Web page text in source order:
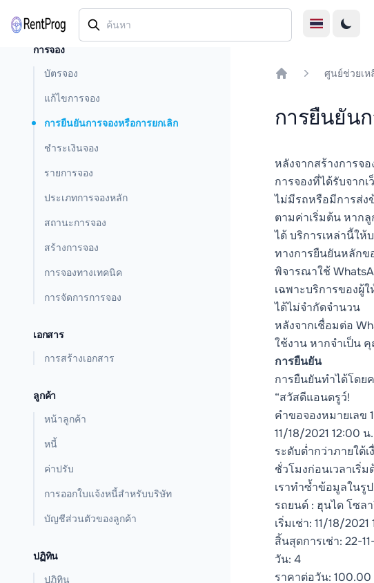
การจอง
บัตรจอง
แก้ไขการจอง
การยืนยันการจองหรือการยกเลิก
ชำระเงินจอง
รายการจอง
ประเภทการจองหลัก
สถานะการจอง
สร้างการจอง
การจองทางเทคนิค
การจัดการการจอง
เอกสาร
การสร้างเอกสาร
ลูกค้า
หน้าลูกค้า
หนี้
ค่าปรับ
การออกใบแจ้งหนี้สำหรับบริษัท
บัญชีส่วนตัวของลูกค้า
ปฏิทิน
ปฏิทิน
ศูนย์ช่วยเห
การยืนยัน
หลังจากสร้างการจ
การจองที่ได้รับจาก
ไม่มีรถหรือมีการส่ง
ตามค่าเริ่มต้น หากลู
ได้ บริการเหล่านี้ให้
ทางการยืนยันหลักข
พิจารณาใช้
เฉพาะบริการของผู้
ได้ไม่จำกัดจำนวน
หลังจากเชื่อมต่อ
ใช้งาน หากจำเป็น
การยืนยัน
การยืนยันทำได้โด
“สวัสดีแอนดรูว์!
คำขอจองหมายเลข
11/18/2021 12:00
ระดับต่ำกว่าภายใต้
ชั่วโมงก่อนเวลาเริ่
เราทำซ้ำข้อมูลในรู
รถยนต์ : ฮุนได โซล
เริ่มเช่า: 11/18/
สิ้นสุดการเช่า: 22-
วัน: 4
ราคาต่อวัน: 100.00